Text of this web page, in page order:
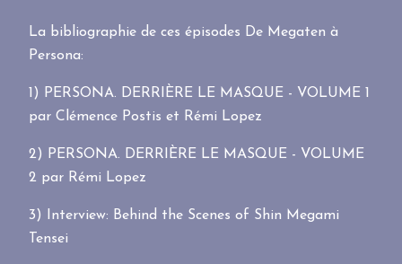
La bibliographie de ces épisodes De Megaten à
Persona:
1)
PERSONA. DERRIÈRE LE MASQUE - VOLUME 1
par Clémence Postis et Rémi Lopez
2)
PERSONA. DERRIÈRE LE MASQUE - VOLUME
2 par Rémi Lopez
3)
Interview: Behind the Scenes of Shin Megami
Tensei